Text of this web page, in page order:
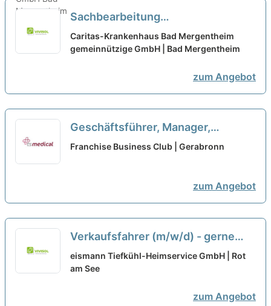
Sachbearbeitung
Patientenmanagement
Notaufnahme - auch für
Caritas-Krankenhaus Bad Mergentheim
gemeinnützige GmbH | Bad Mergentheim
zum Angebot
Geschäftsführer, Manager,
Quereinsteiger, Macher als
Franchise Business Club | Gerabronn
zum Angebot
Verkaufsfahrer (m/w/d) - gerne
auch Quereinsteiger
eismann Tiefkühl-Heimservice GmbH | Rot
am See
zum Angebot